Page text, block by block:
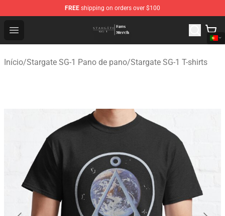
FREE shipping on orders over $100
Open menu
Stargate SG-1 Store - Official Stargate SG-1
Início/Stargate SG-1 Pano de pano/Stargate SG-1 T-shirts